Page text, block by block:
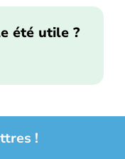
été utile ?
!